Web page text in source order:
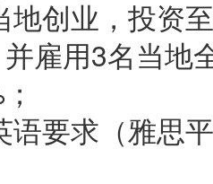
创业，投资
雇用3名当地
要求（雅思